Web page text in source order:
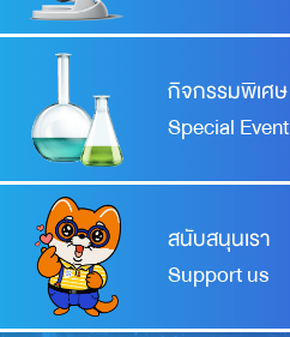
กิจกรรมพิเศษ
Special Event
สนับสนุนเรา
Support us